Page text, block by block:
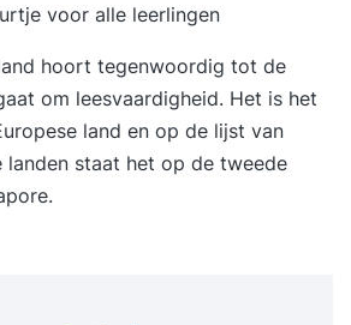
feedback op uw
Onze mediatrainingen bereiden
voor op elk denkbaar
relatie tot de uiteenlopende
zijn voor uw school. Cases
centraal. U oefent
en wordt stevig
voor alle leerlingen
hoort tegenwoordig tot de
om leesvaardigheid. Het is het
land en op de lijst van
landen staat het op de tweede